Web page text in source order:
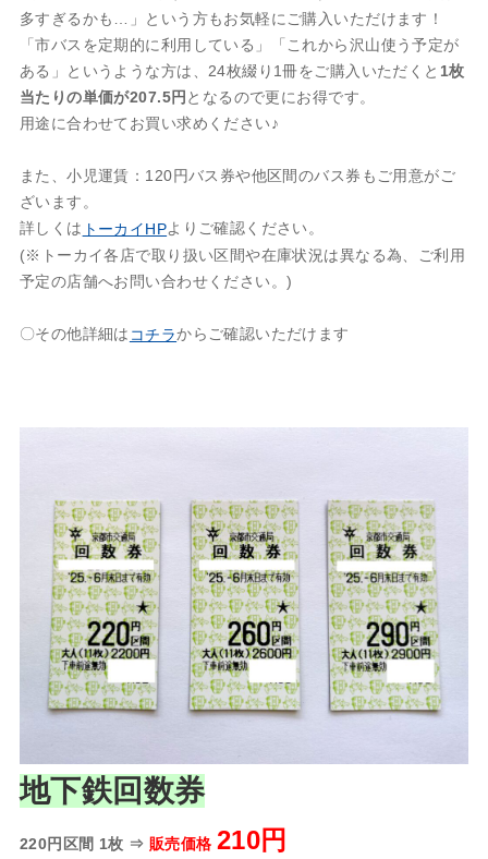
多すぎるかも…」という方もお気軽にご購入いただけます！
「市バスを定期的に利用している」「これから沢山使う予定が
ある」というような方は、24枚綴り1冊をご購入いただくと 1枚
当たりの単価が207.5円 となるので更にお得です。
用途に合わせてお買い求めください♪
また、小児運賃：120円バス券や他区間のバス券もご用意がご
ざいます。
詳しくは トーカイHPよりご確認ください。
(※トーカイ各店で取り扱い区間や在庫状況は異なる為、ご利用
予定の店舗へお問い合わせください。)
〇その他詳細は コチラからご確認いただけます
地下鉄回数券
220円区間 1枚 ⇒ 販売価格210円